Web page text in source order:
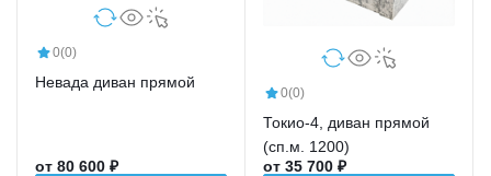
0(0)
Невада диван прямой
от 80 600 ₽
0(0)
Токио-4, диван прямой
(сп.м. 1200)
от 35 700 ₽